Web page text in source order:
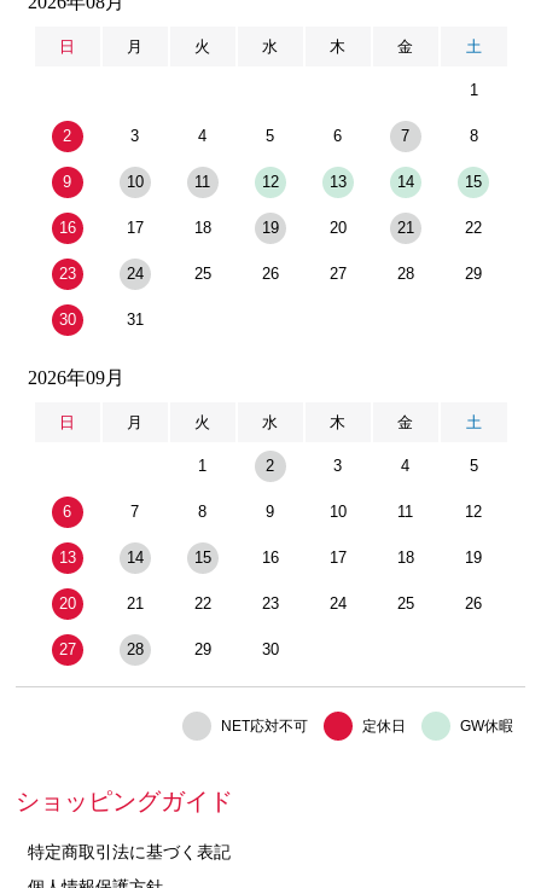
日 月 火 水 木 金 土
1
2 3 4 5 6 7 8
9 10 11 12 13 14 15
16 17 18 19 20 21 22
23 24 25 26 27 28 29
30 31
2026年09月
日 月 火 水 木 金 土
1 2 3 4 5
6 7 8 9 10 11 12
13 14 15 16 17 18 19
20 21 22 23 24 25 26
27 28 29 30
NET応対不可 定休日 GW休暇
ショッピングガイド
特定商取引法に基づく表記